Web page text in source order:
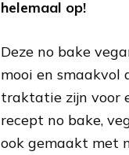
helemaal op!
Deze no bake
mooi en smaakvol
traktatie zijn voor
recept no bake,
ook gemaakt met